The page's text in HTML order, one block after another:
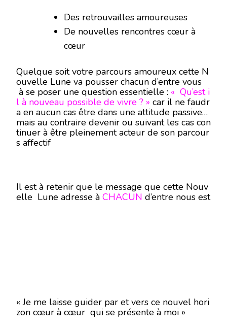
Des retrouvailles amoureuses
De nouvelles rencontres cœur à
cœur
Quelque soit votre parcours amoureux cette N
ouvelle Lune va pousser chacun d’entre vous
à se poser une question essentielle : « Qu’est i
l à nouveau possible de vivre ? » car il ne faudr
a en aucun cas être dans une attitude passive
mais au contraire devenir ou suivant les cas con
tinuer à être pleinement acteur de son parcour
s affectif
Il est à retenir que le message que cette Nouv
elle Lune adresse à CHACUN d’entre nous est
« Je me laisse guider par et vers ce nouvel hori
zon cœur à cœur qui se présente à moi »